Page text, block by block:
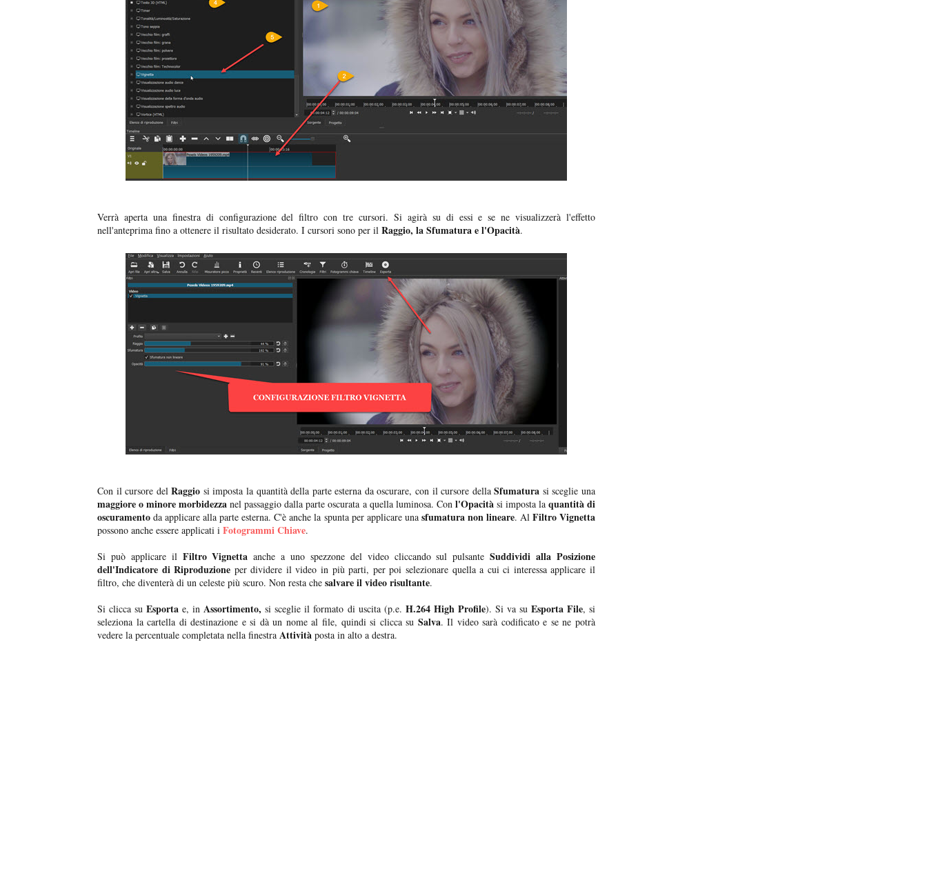
Verrà aperta una finestra di configurazione del filtro con tre cursori. Si agirà su di essi e se ne visualizzerà l'effetto
nell'anteprima fino a ottenere il risultato desiderato. I cursori sono per il Raggio, la Sfumatura e l'Opacità.
Con il cursore delRaggio si imposta la quantità della parte esterna da oscurare, con il cursore dellaSfumatura si sceglie una
maggiore o minore morbidezza nel passaggio dalla parte oscurata a quella luminosa. Conl'Opacità si imposta la quantità di
oscuramento da applicare alla parte esterna. C'è anche la spunta per applicare una sfumatura non lineare. Al Filtro Vignetta
possono anche essere applicati i Fotogrammi Chiave.
Si può applicare il Filtro Vignetta anche a uno spezzone del video cliccando sul pulsanteSuddividi alla Posizione
dell'Indicatore di Riproduzione per dividere il video in più parti, per poi selezionare quella a cui ci interessa applicare il
filtro, che diventerà di un celeste più scuro. Non resta che salvare il video risultante.
Si clicca suEsporta e, in Assortimento, si sceglie il formato di uscita (p.e. H.264 High Profile). Si va suEsporta File, si
seleziona la cartella di destinazione e si dà un nome al file, quindi si clicca su Salva. Il video sarà codificato e se ne potrà
vedere la percentuale completata nella finestra Attività posta in alto a destra.